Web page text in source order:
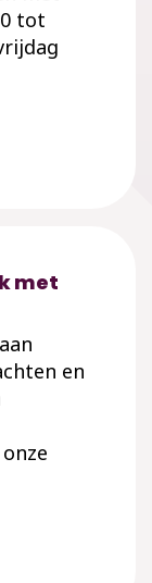
tot
met
en